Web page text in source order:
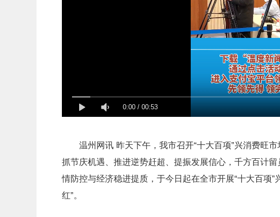
0:00 / 00:53
温州网讯 昨天下午，我市召开“十大百项”兴消费旺市
抓节庆机遇、推进逆势赶超、提振发展信心，千方百计
情防控与经济稳进提质，于今日起在全市开展“十大百项
红”。